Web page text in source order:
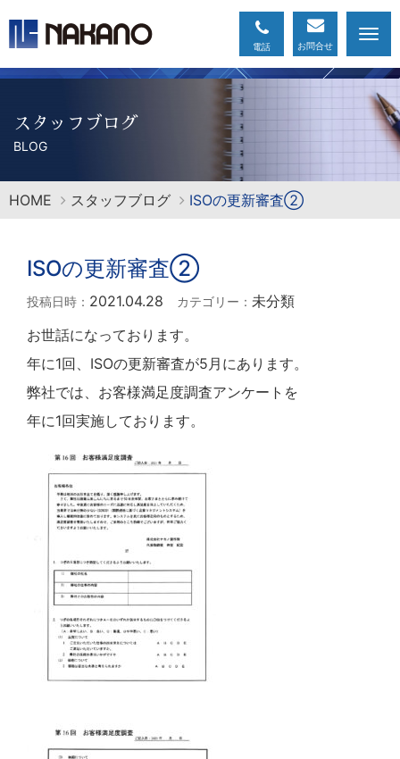
スタッフブログ
BLOG
HOME スタッフブログ ISOの更新審査②
ISOの更新審査②
投稿日時： 2021.04.28 カテゴリー： 未分類
お世話になっております。
年に1回、ISOの更新審査が5月にあります。
弊社では、お客様満足度調査アンケートを
年に1回実施しております。